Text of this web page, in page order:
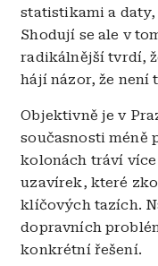
statistikami a
Shodují se ale v
radikálnější tvrdí,
hájí názor, že není
Objektivně je v
současnosti méně
kolonách tráví
uzavírek, které
klíčových tazích.
dopravních
konkrétní řešení.